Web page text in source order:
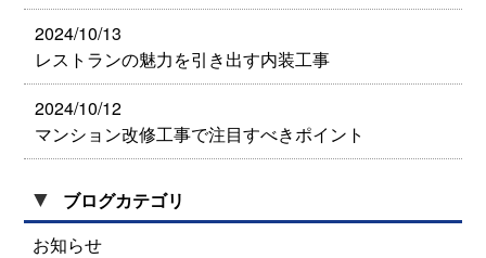
2024/10/13
レストランの魅力を引き出す内装工事
2024/10/12
マンション改修工事で注目すべきポイント
▼ ブログカテゴリ
お知らせ